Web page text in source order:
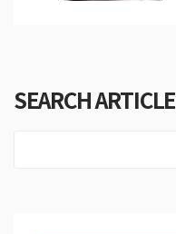
SEARCH ARTICLE